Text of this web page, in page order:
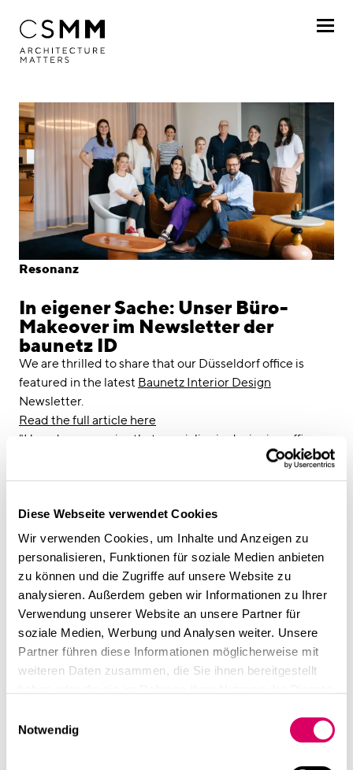
Diese Webseite verwendet Cookies
Wir verwenden Cookies, um Inhalte und Anzeigen zu
personalisieren, Funktionen für soziale Medien anbieten
zu können und die Zugriffe auf unsere Website zu
analysieren. Außerdem geben wir Informationen zu Ihrer
Verwendung unserer Website an unsere Partner für
soziale Medien, Werbung und Analysen weiter. Unsere
Partner führen diese Informationen möglicherweise mit
weiteren Daten zusammen, die Sie ihnen bereitgestellt
Notwendig
Profil
Leistungen
Projekte
Journal
Awards
Standorte
linkedininstagram
English
Resonanz
In eigener Sache: Unser Büro-
Makeover im Newsletter der
baunetz ID
We are thrilled to share that our Düsseldorf office is
featured in the latest Baunetz Interior Design
Newsletter.
Read the full article here
"How do companies that specialise in designing offices
for others create their own work environments? CSMM,
a specialist for visionary interior concepts, pursues its
spaces with unwavering dedication. 'Architecture
influences everything: identification, well-being,
motivation, workflows, and processes,' the architects
believe. This naturally extends to their own spaces. As
work dynamics and patterns have evolved in recent
years, CSMM's workspace in Düsseldorf's harbor area
was promptly reimagined – and with the addition of
Object Carpet's inviting rugs, it has become a strong
business card. (...)"
Diese Seite teilen